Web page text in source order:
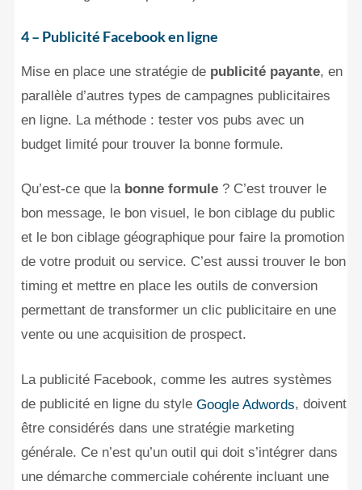
4 – Publicité Facebook en ligne
Mise en place une stratégie de publicité payante, en
parallèle d’autres types de campagnes publicitaires
en ligne. La méthode : tester vos pubs avec un
budget limité pour trouver la bonne formule.
Qu’est-ce que labonne formule ? C’est trouver le
bon message, le bon visuel, le bon ciblage du public
et le bon ciblage géographique pour faire la promotion
de votre produit ou service. C’est aussi trouver le bon
timing et mettre en place les outils de conversion
permettant de transformer un clic publicitaire en une
vente ou une acquisition de prospect.
La publicité Facebook, comme les autres systèmes
de publicité en ligne du styleGoogle Adwords, doivent
être considérés dans une stratégie marketing
générale. Ce n’est qu’un outil qui doit s’intégrer dans
une démarche commerciale cohérente incluant une